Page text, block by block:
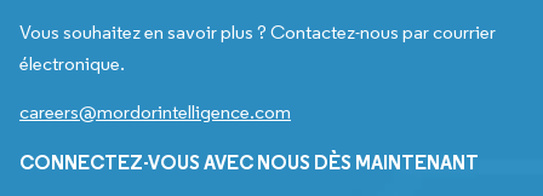
Vous souhaitez en savoir plus ? Contactez-nous par courrier
électronique.
careers@mordorintelligence.com
CONNECTEZ-VOUS AVEC NOUS DÈS MAINTENANT